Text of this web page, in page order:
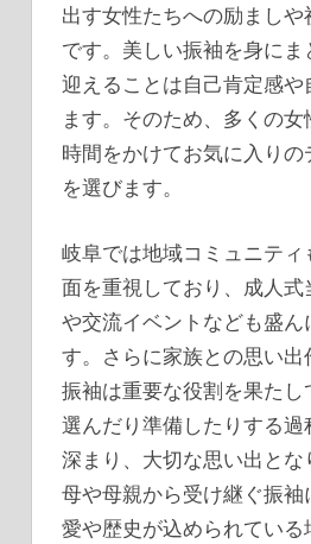
出す女性たちへの励ましや
です。美しい振袖を身に
迎えることは自己肯定感や
ます。そのため、多くの女
時間をかけてお気に入り
を選びます。
岐阜では地域コミュニティ
面を重視しており、成人式
や交流イベントなども盛ん
す。さらに家族との思い出
振袖は重要な役割を果たし
選んだり準備したりする
深まり、大切な思い出とな
母や母親から受け継ぐ振
愛や歴史が込められてい